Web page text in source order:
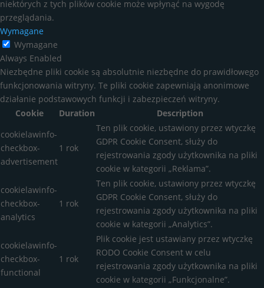
niektórych z tych plików cookie może wpłynąć na wygodę
przeglądania.
Wymagane
Wymagane
Always Enabled
Niezbędne pliki cookie są absolutnie niezbędne do prawidłowego
funkcjonowania witryny. Te pliki cookie zapewniają anonimowe
działanie podstawowych funkcji i zabezpieczeń witryny.
Cookie
Duration
Description
cookielawinfo-
checkbox-
advertisement
1 rok
Ten plik cookie, ustawiony przez wtyczkę
GDPR Cookie Consent, służy do
rejestrowania zgody użytkownika na pliki
cookie w kategorii „Reklama”.
cookielawinfo-
checkbox-
analytics
1 rok
Ten plik cookie, ustawiony przez wtyczkę
GDPR Cookie Consent, służy do
rejestrowania zgody użytkownika na pliki
cookie w kategorii „Analytics”.
cookielawinfo-
checkbox-
functional
1 rok
Plik cookie jest ustawiany przez wtyczkę
RODO Cookie Consent w celu
rejestrowania zgody użytkownika na pliki
cookie w kategorii „Funkcjonalne”.